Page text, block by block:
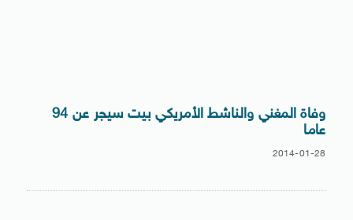
وفاة المغني والناشط الأمريكي بيت سيجر عن 94
عاما
2014-01-28